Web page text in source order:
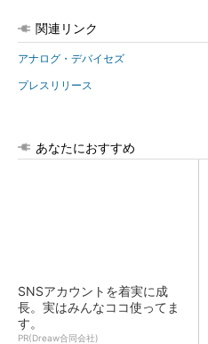
関連リンク
アナログ・デバイセズ
プレスリリース
あなたにおすすめ
SNSアカウントを着実に成
長。実はみんなココ使ってま
す。
PR(Dreaw合同会社)